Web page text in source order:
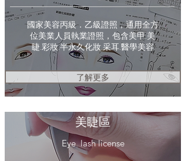
國家美容丙級．乙級證照，通用全方
位美業人員執業證照，包含美甲.美
睫.彩妝.半永久化妝.采耳.醫學美容
了解更多
美睫區
Eye lash license